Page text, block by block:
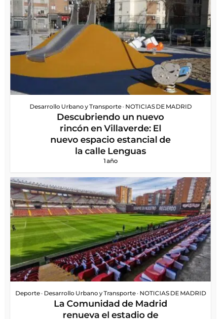
Desarrollo Urbano y Transporte • NOTICIAS DE MADRID
Descubriendo un nuevo
rincón en Villaverde: El
nuevo espacio estancial de
la calle Lenguas
1 año
Deporte • Desarrollo Urbano y Transporte • NOTICIAS DE MADRID
La Comunidad de Madrid
renueva el estadio de